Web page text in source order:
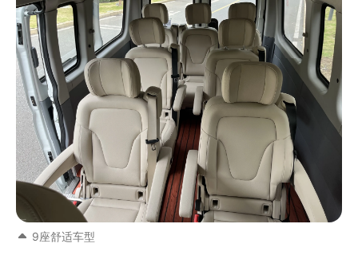
9座舒适车型